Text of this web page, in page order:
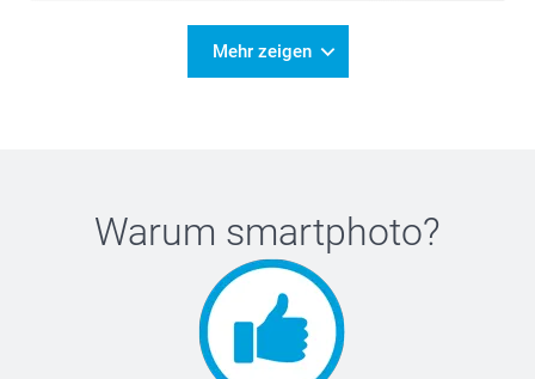
Mehr zeigen
Warum smartphoto?